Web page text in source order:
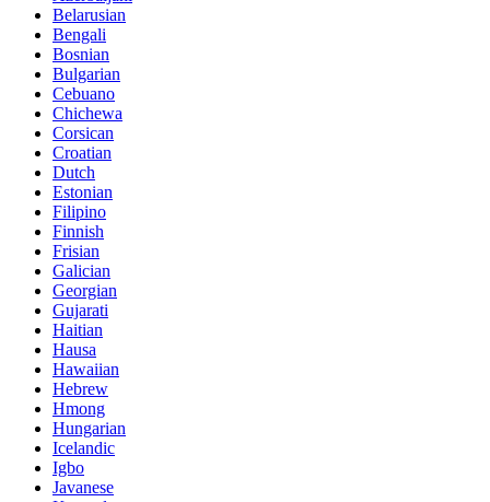
Belarusian
Bengali
Bosnian
Bulgarian
Cebuano
Chichewa
Corsican
Croatian
Dutch
Estonian
Filipino
Finnish
Frisian
Galician
Georgian
Gujarati
Haitian
Hausa
Hawaiian
Hebrew
Hmong
Hungarian
Icelandic
Igbo
Javanese